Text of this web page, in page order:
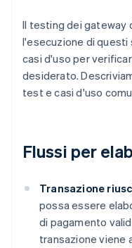
Il testing dei gateway
l'esecuzione di questi
casi d'uso per
desiderato.
test e casi d'uso
Flussi per
Transazione
possa essere
di pagamento
transazione viene